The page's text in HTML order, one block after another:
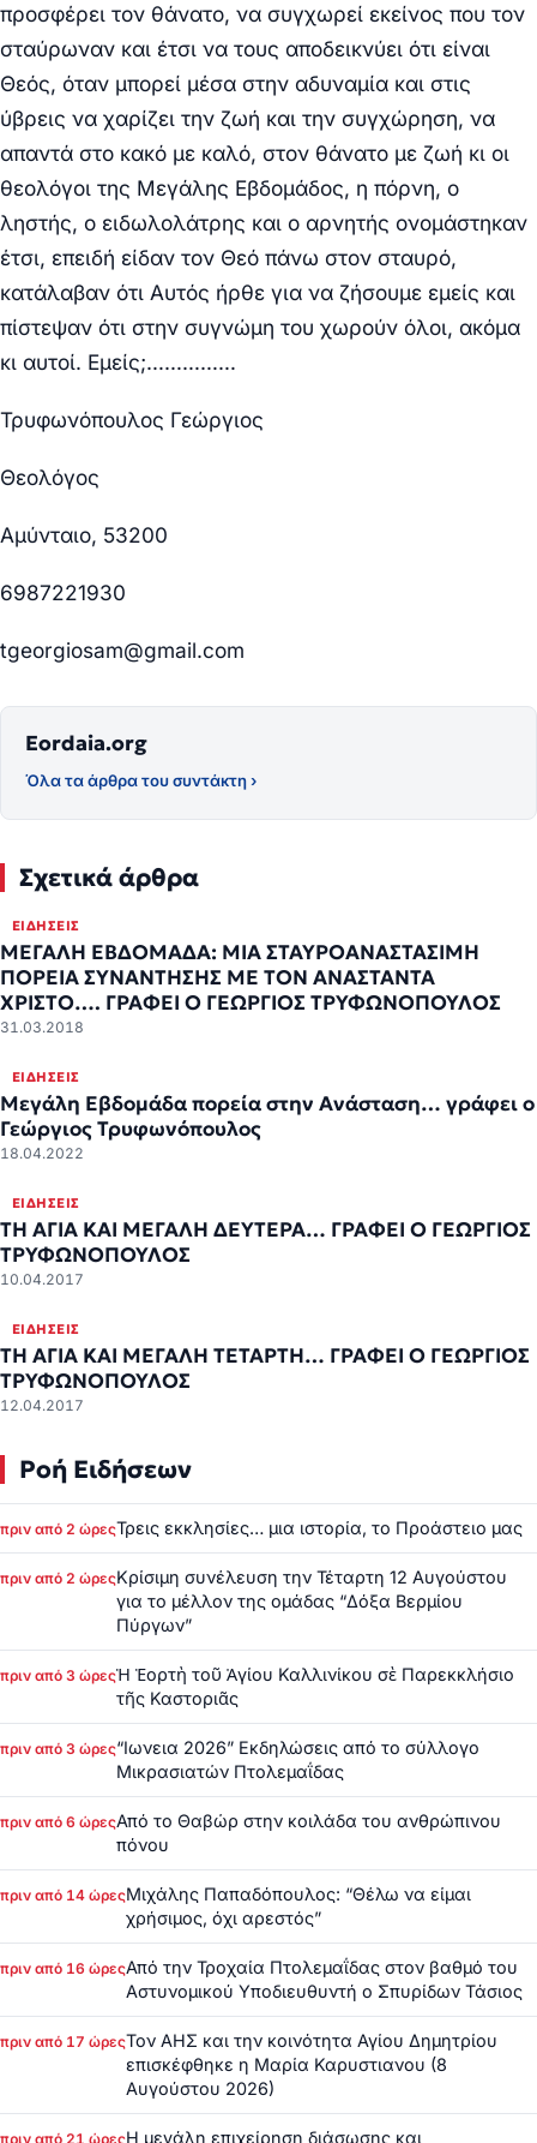
προσφέρει τον θάνατο, να συγχωρεί εκείνος που τον
σταύρωναν και έτσι να τους αποδεικνύει ότι είναι
Θεός, όταν μπορεί μέσα στην αδυναμία και στις
ύβρεις να χαρίζει την ζωή και την συγχώρηση, να
απαντά στο κακό με καλό, στον θάνατο με ζωή κι οι
θεολόγοι της Μεγάλης Εβδομάδος, η πόρνη, ο
ληστής, ο ειδωλολάτρης και ο αρνητής ονομάστηκαν
έτσι, επειδή είδαν τον Θεό πάνω στον σταυρό,
κατάλαβαν ότι Αυτός ήρθε για να ζήσουμε εμείς και
πίστεψαν ότι στην συγνώμη του χωρούν όλοι, ακόμα
κι αυτοί. Εμείς;……………
Τρυφωνόπουλος Γεώργιος
Θεολόγος
Αμύνταιο, 53200
6987221930
tgeorgiosam@gmail.com
Eordaia.org
Όλα τα άρθρα του συντάκτη ›
Σχετικά άρθρα
ΕΙΔΉΣΕΙΣ
ΜΕΓΑΛΗ ΕΒΔΟΜΑΔΑ: ΜΙΑ ΣΤΑΥΡΟΑΝΑΣΤΑΣΙΜΗ
ΠΟΡΕΙΑ ΣΥΝΑΝΤΗΣΗΣ ΜΕ ΤΟΝ ΑΝΑΣΤΑΝΤΑ
ΧΡΙΣΤΟ…. ΓΡΑΦΕΙ Ο ΓΕΩΡΓΙΟΣ ΤΡΥΦΩΝΟΠΟΥΛΟΣ
31.03.2018
ΕΙΔΉΣΕΙΣ
Μεγάλη Εβδομάδα πορεία στην Ανάσταση… γράφει ο
Γεώργιος Τρυφωνόπουλος
18.04.2022
ΕΙΔΉΣΕΙΣ
ΤΗ ΑΓΙΑ ΚΑΙ ΜΕΓΑΛΗ ΔΕΥΤΕΡΑ… ΓΡΑΦΕΙ Ο ΓΕΩΡΓΙΟΣ
ΤΡΥΦΩΝΟΠΟΥΛΟΣ
10.04.2017
ΕΙΔΉΣΕΙΣ
ΤΗ ΑΓΙΑ ΚΑΙ ΜΕΓΑΛΗ ΤΕΤΑΡΤΗ… ΓΡΑΦΕΙ Ο ΓΕΩΡΓΙΟΣ
ΤΡΥΦΩΝΟΠΟΥΛΟΣ
12.04.2017
Ροή Ειδήσεων
πριν από 2 ώρεςΤρεις εκκλησίες… μια ιστορία, το Προάστειο μας
πριν από 2 ώρεςΚρίσιμη συνέλευση την Τέταρτη 12 Αυγούστου
για το μέλλον της ομάδας “Δόξα Βερμίου
Πύργων”
πριν από 3 ώρεςἩ Ἑορτὴ τοῦ Ἁγίου Καλλινίκου σὲ Παρεκκλήσιο
τῆς Καστοριᾶς
πριν από 3 ώρες“Ιωνεια 2026” Εκδηλώσεις από το σύλλογο
Μικρασιατών Πτολεμαΐδας
πριν από 6 ώρεςΑπό το Θαβώρ στην κοιλάδα του ανθρώπινου
πόνου
πριν από 14 ώρεςΜιχάλης Παπαδόπουλος: “Θέλω να είμαι
χρήσιμος, όχι αρεστός”
πριν από 16 ώρεςΑπό την Τροχαία Πτολεμαΐδας στον βαθμό του
Αστυνομικού Υποδιευθυντή ο Σπυρίδων Τάσιος
πριν από 17 ώρεςΤον ΑΗΣ και την κοινότητα Αγίου Δημητρίου
επισκέφθηκε η Μαρία Καρυστιανου (8
Αυγούστου 2026)
πριν από 21 ώρεςΗ μεγάλη επιχείρηση διάσωσης και